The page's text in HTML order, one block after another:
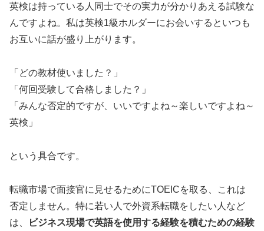
英検は持っている人同士でその実力が分かりあえる試験な
んですよね。私は英検1級ホルダーにお会いするといつも
お互いに話が盛り上がります。
「どの教材使いました？」
「何回受験して合格しました？」
「みんな否定的ですが、いいですよね～楽しいですよね～
英検」
という具合です。
転職市場で面接官に見せるためにTOEICを取る、これは
否定しません。特に若い人で外資系転職をしたい人など
は、
ビジネス現場で英語を使用する経験を積むための経験